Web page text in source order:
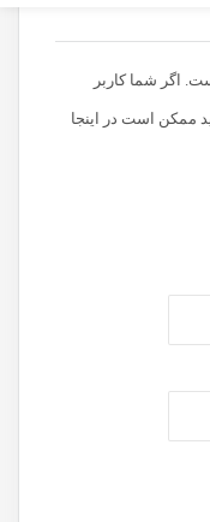
اگر شما کاربر
ممکن است در اینجا